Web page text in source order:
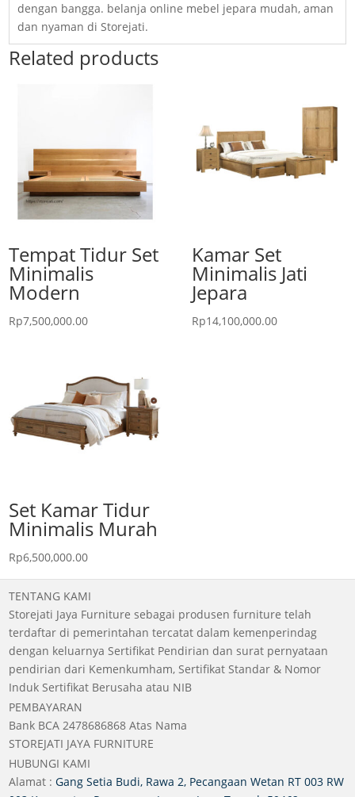
dengan bangga. belanja online mebel jepara mudah, aman
dan nyaman di Storejati.
Related products
Tempat Tidur Set
Minimalis
Modern
Rp7,500,000.00
Kamar Set
Minimalis Jati
Jepara
Rp14,100,000.00
Set Kamar Tidur
Minimalis Murah
Rp6,500,000.00
TENTANG KAMI
Storejati Jaya Furniture sebagai produsen furniture telah
terdaftar di pemerintahan tercatat dalam kemenperindag
dengan keluarnya Sertifikat Pendirian dan surat pernyataan
pendirian dari Kemenkumham, Sertifikat Standar & Nomor
Induk Sertifikat Berusaha atau NIB
PEMBAYARAN
Bank BCA 2478686868 Atas Nama
STOREJATI JAYA FURNITURE
HUBUNGI KAMI
Alamat :Gang Setia Budi, Rawa 2, Pecangaan Wetan RT 003 RW